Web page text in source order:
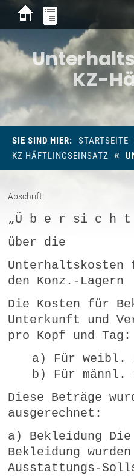
KZ-
SIE SIND HIER: STARTSEITE
KZ HÄFTLINGSEINSATZ «
Abschrift:
„Ü b e r si c h t
über die
den Konz.-Lagern
Die Kosten für
Unterkunft und
pro Kopf und Tag:
a) Für weibl.
b) Für männl.
Diese Beträge
ausgerechnet:
a) Bekleidung
Bekleidung
Ausstattungs-